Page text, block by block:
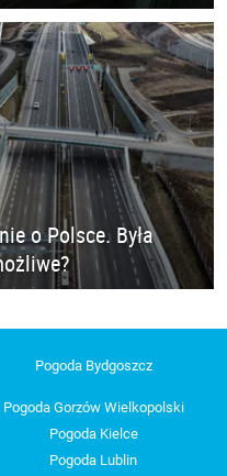
o Polsce. Była
Pogoda Bydgoszcz
Pogoda Gorzów Wielkopolski
Pogoda Kielce
Pogoda Lublin